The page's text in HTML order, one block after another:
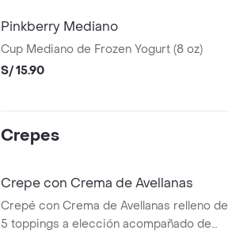
Pinkberry Mediano
Cup Mediano de Frozen Yogurt (8 oz)
S/ 15.90
Crepes
Crepe con Crema de Avellanas
Crepé con Crema de Avellanas relleno de
5 toppings a elección acompañado de